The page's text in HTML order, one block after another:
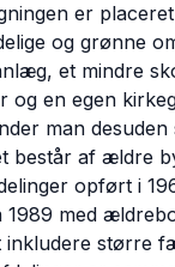
er
og grønne
et mindre
og en egen
man desuden
består af ældre
opført i
1989 med
inkludere større